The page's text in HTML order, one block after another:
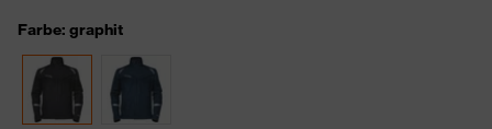
Farbe: graphit